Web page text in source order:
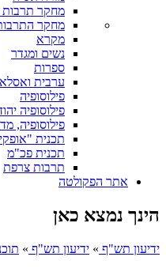
מחקר תרבות
מחקר
מקרא
נשים ומגדר
ספרות
ערבית
פילוסופיה
פילוסופיה
פילוסופיה,
תכנית
תכנית פכ"מ
תרבות צרפת
אתר הפקולטה
הינך נמצא כאן
ידיעון תש"ף » ידיעון תש"ף »